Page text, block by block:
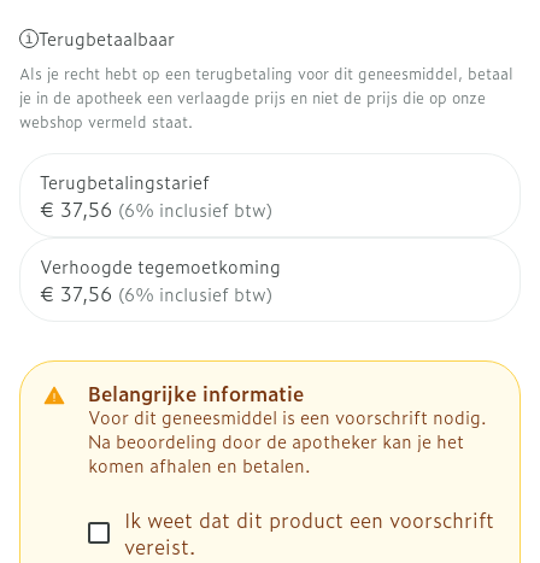
Terugbetaalbaar
Als je recht hebt op een terugbetaling voor dit geneesmiddel, betaal
je in de apotheek een verlaagde prijs en niet de prijs die op onze
webshop vermeld staat.
Terugbetalingstarief
€ 37,56 (6% inclusief btw)
Verhoogde tegemoetkoming
€ 37,56 (6% inclusief btw)
Belangrijke informatie
Voor dit geneesmiddel is een voorschrift nodig.
Na beoordeling door de apotheker kan je het
komen afhalen en betalen.
Ik weet dat dit product een voorschrift
vereist.